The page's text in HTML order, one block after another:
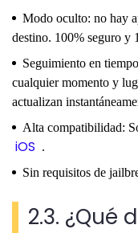
Modo oculto: no hay
destino. 100% seguro y
Seguimiento en
cualquier momento y
actualizan
Alta compatibilidad:
iOS .
Sin requisitos de
2.3. ¿Qué